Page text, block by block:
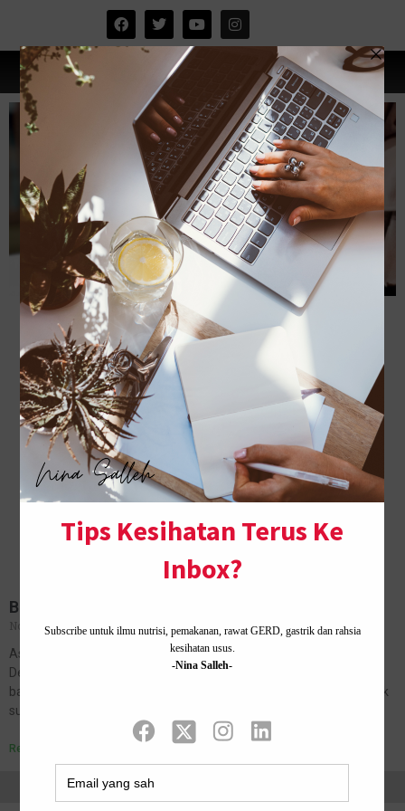
BURGER SEDAP DAN MURAH DI KUALA LUMPUR
November 6, 2018
No Comments
Assalamualaikum, selamat sejahtera, selamat menyambut
Deepavali bagi yang sambut. Hai, hari ni suami kita mimpi wak, dia
bawak kita makan burger. Biasa dia makan sorang je sebab bini tak
suka…
Read More »
Home · About Me